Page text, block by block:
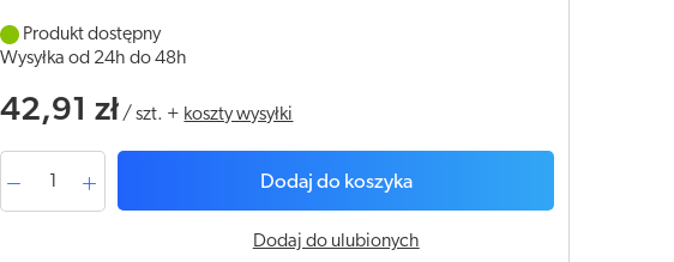
Produkt dostępny
Wysyłka od 24h do 48h
42,91 zł /szt. + koszty wysyłki
Dodaj do koszyka
Dodaj do ulubionych